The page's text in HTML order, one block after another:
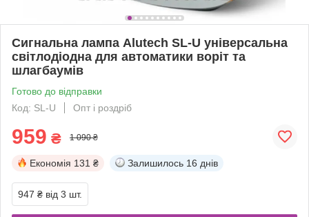
Сигнальна лампа Alutech SL-U універсальна
світлодіодна для автоматики воріт та
шлагбаумів
Готово до відправки
Код: SL-U
Опт і роздріб
959 ₴ 1 090 ₴
Економія 131 ₴ Залишилось 16 днів
947 ₴ від 3 шт.